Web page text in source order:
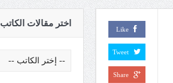
Like
Tweet
Share
اختر مقالات الكاتب